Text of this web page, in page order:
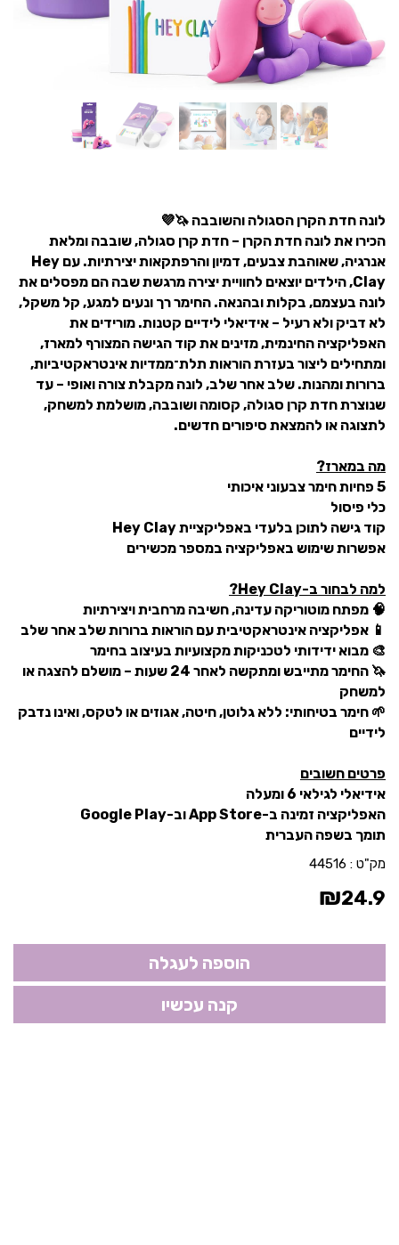
לונה חדת הקרן הסגולה והשובבה 🦄💜
הכירו את לונה חדת הקרן – חדת קרן סגולה, שובבה ומלאת
אנרגיה, שאוהבת צבעים, דמיון והרפתקאות יצירתיות. עם Hey
Clay, הילדים יוצאים לחוויית יצירה מרגשת שבה הם מפסלים את
לונה בעצמם, בקלות ובהנאה. החימר רך ונעים למגע, קל משקל,
לא דביק ולא רעיל – אידיאלי לידיים קטנות. מורידים את
האפליקציה החינמית, מזינים את קוד הגישה המצורף למארז,
ומתחילים ליצור בעזרת הוראות תלת־ממדיות אינטראקטיביות,
ברורות ומהנות. שלב אחר שלב, לונה מקבלת צורה ואופי – עד
שנוצרת חדת קרן סגולה, קסומה ושובבה, מושלמת למשחק,
לתצוגה או להמצאת סיפורים חדשים.
מה במארז?
5 פחיות חימר צבעוני איכותי
כלי פיסול
קוד גישה לתוכן בלעדי באפליקציית Hey Clay
אפשרות שימוש באפליקציה במספר מכשירים
למה לבחור ב-Hey Clay?
🧠 מפתח מוטוריקה עדינה, חשיבה מרחבית ויצירתיות
📱 אפליקציה אינטראקטיבית עם הוראות ברורות שלב אחר שלב
🎨 מבוא ידידותי לטכניקות מקצועיות בעיצוב בחימר
🦄 החימר מתייבש ומתקשה לאחר 24 שעות – מושלם להצגה או
למשחק
🌱 חימר בטיחותי: ללא גלוטן, חיטה, אגוזים או לטקס, ואינו נדבק
לידיים
פרטים חשובים
אידיאלי לגילאי 6 ומעלה
האפליקציה זמינה ב-App Store וב-Google Play
תומך בשפה העברית
מק"ט : 44516
₪24.9